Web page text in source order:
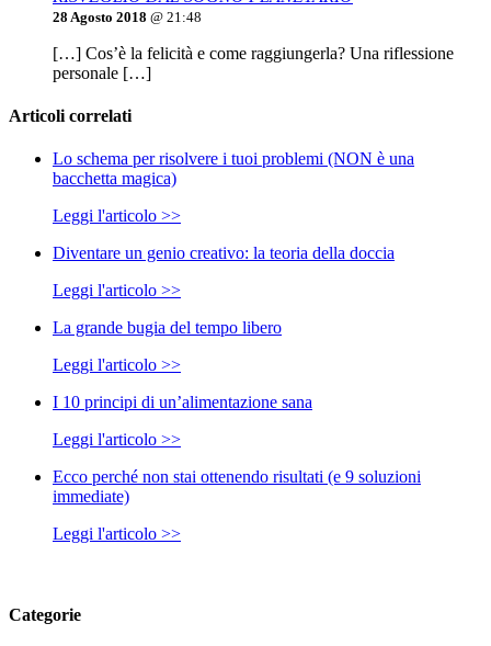
28 Agosto 2018 @ 21:48
[…] Cos’è la felicità e come raggiungerla? Una riflessione
personale […]
Articoli correlati
Lo schema per risolvere i tuoi problemi (NON è una
bacchetta magica)
Leggi l'articolo >>
Diventare un genio creativo: la teoria della doccia
Leggi l'articolo >>
La grande bugia del tempo libero
Leggi l'articolo >>
I 10 principi di un’alimentazione sana
Leggi l'articolo >>
Ecco perché non stai ottenendo risultati (e 9 soluzioni
immediate)
Leggi l'articolo >>
Categorie